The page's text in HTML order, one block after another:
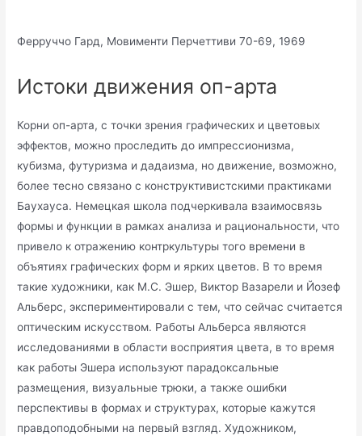
Ферруччо Гард, Мовименти Перчеттиви 70-69, 1969
Истоки движения оп-арта
Корни оп-арта, с точки зрения графических и цветовых
эффектов, можно проследить до импрессионизма,
кубизма, футуризма и дадаизма, но движение, возможно,
более тесно связано с конструктивистскими практиками
Баухауса. Немецкая школа подчеркивала взаимосвязь
формы и функции в рамках анализа и рациональности, что
привело к отражению контркультуры того времени в
объятиях графических форм и ярких цветов. В то время
такие художники, как М.C. Эшер, Виктор Вазарели и Йозеф
Альберс, экспериментировали с тем, что сейчас считается
оптическим искусством. Работы Альберса являются
исследованиями в области восприятия цвета, в то время
как работы Эшера используют парадоксальные
размещения, визуальные трюки, а также ошибки
перспективы в формах и структурах, которые кажутся
правдоподобными на первый взгляд. Художником,